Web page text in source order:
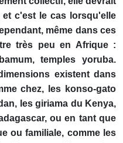
c'est le cas lorsqu'elle
même dans ces
très peu en Afrique :
temples yoruba.
existent dans
chez, les konso-gato
les giriama du Kenya,
ou en tant que
ou familiale, comme les